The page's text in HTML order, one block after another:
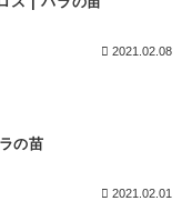
2021.02.08
の苗
2021.02.01